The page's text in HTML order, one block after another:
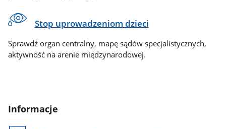
Stop uprowadzeniom dzieci
Sprawdź organ centralny, mapę sądów specjalistycznych,
aktywność na arenie międzynarodowej.
Informacje